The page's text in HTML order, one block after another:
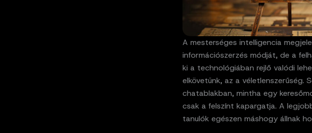
A mesterséges intelligencia
információszerzés módját, de a
ki a technológiában rejlő valódi
elkövetünk, az a véletlenszerűség.
chatablakban, mintha egy
csak a felszínt kapargatja. A
tanulók egészen máshogy állnak